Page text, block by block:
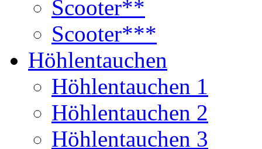
Scooter**
Scooter***
Höhlentauchen
Höhlentauchen 1
Höhlentauchen 2
Höhlentauchen 3